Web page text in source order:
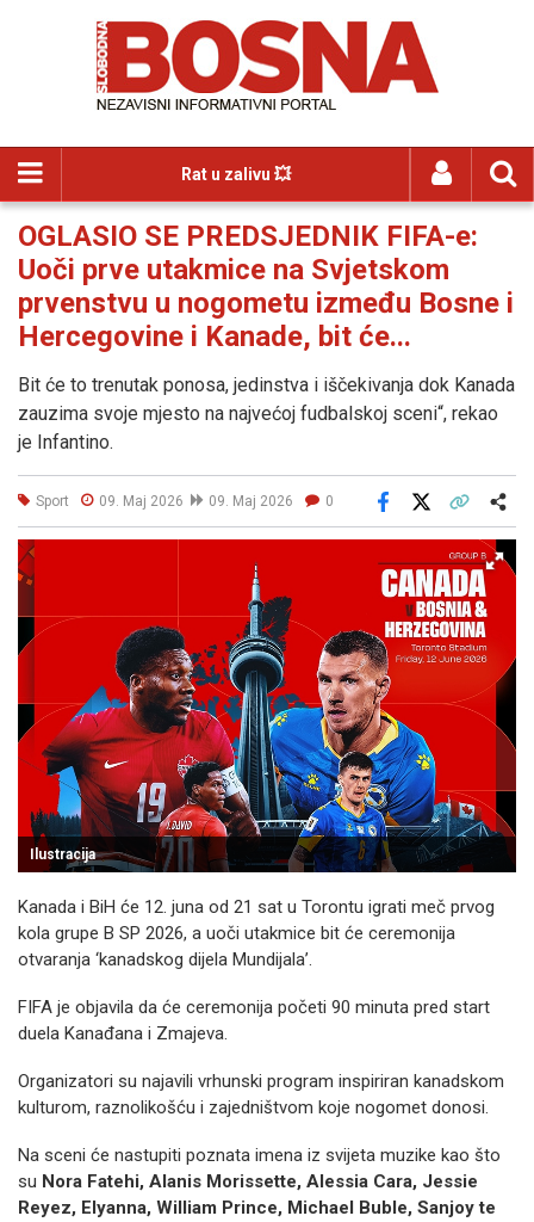
Rat u zalivu 💥
OGLASIO SE PREDSJEDNIK FIFA-e:
Uoči prve utakmice na Svjetskom
prvenstvu u nogometu između Bosne i
Hercegovine i Kanade, bit će...
Bit će to trenutak ponosa, jedinstva i iščekivanja dok Kanada
zauzima svoje mjesto na najvećoj fudbalskoj sceni“, rekao
je Infantino.
Sport 09. Maj 2026 09. Maj 2026 0
Facebook
Ilustracija
Kanada i BiH će 12. juna od 21 sat u Torontu igrati meč prvog
kola grupe B SP 2026, a uoči utakmice bit će ceremonija
otvaranja ‘kanadskog dijela Mundijala’.
FIFA je objavila da će ceremonija početi 90 minuta pred start
duela Kanađana i Zmajeva.
Organizatori su najavili vrhunski program inspiriran kanadskom
kulturom, raznolikošću i zajedništvom koje nogomet donosi.
Na sceni će nastupiti poznata imena iz svijeta muzike kao što
su Nora Fatehi, Alanis Morissette, Alessia Cara, Jessie
Reyez, Elyanna, William Prince, Michael Buble, Sanjoy te